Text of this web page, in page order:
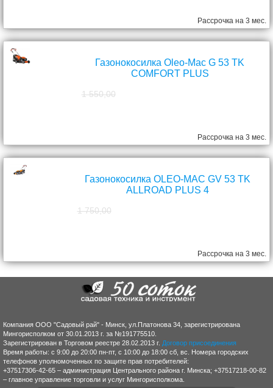
Рассрочка на 3 мес.
Газонокосилка Oleo-Mac G 53 TK
COMFORT PLUS
1 550,00
Рассрочка на 3 мес.
Газонокосилка OLEO-MAC GV 53 TK
ALLROAD PLUS 4
1 750,00
Рассрочка на 3 мес.
Компания ООО "Садовый рай" - Минск, ул.Платонова 34, зарегистрирована
Мингорисполком от 30.01.2013 г. за №191775510.
Зарегистрирован в Торговом реестре 28.02.2013 г. Договор присоединения
Время работы: с 9:00 до 20:00 пн-пт, с 10:00 до 18:00 сб, вс. Номера городских
телефонов уполномоченных по защите прав потребителей:
+37517306-42-65 – администрация Центрального района г. Минска; +37517218-00-82
– главное управление торговли и услуг Мингорисполкома.